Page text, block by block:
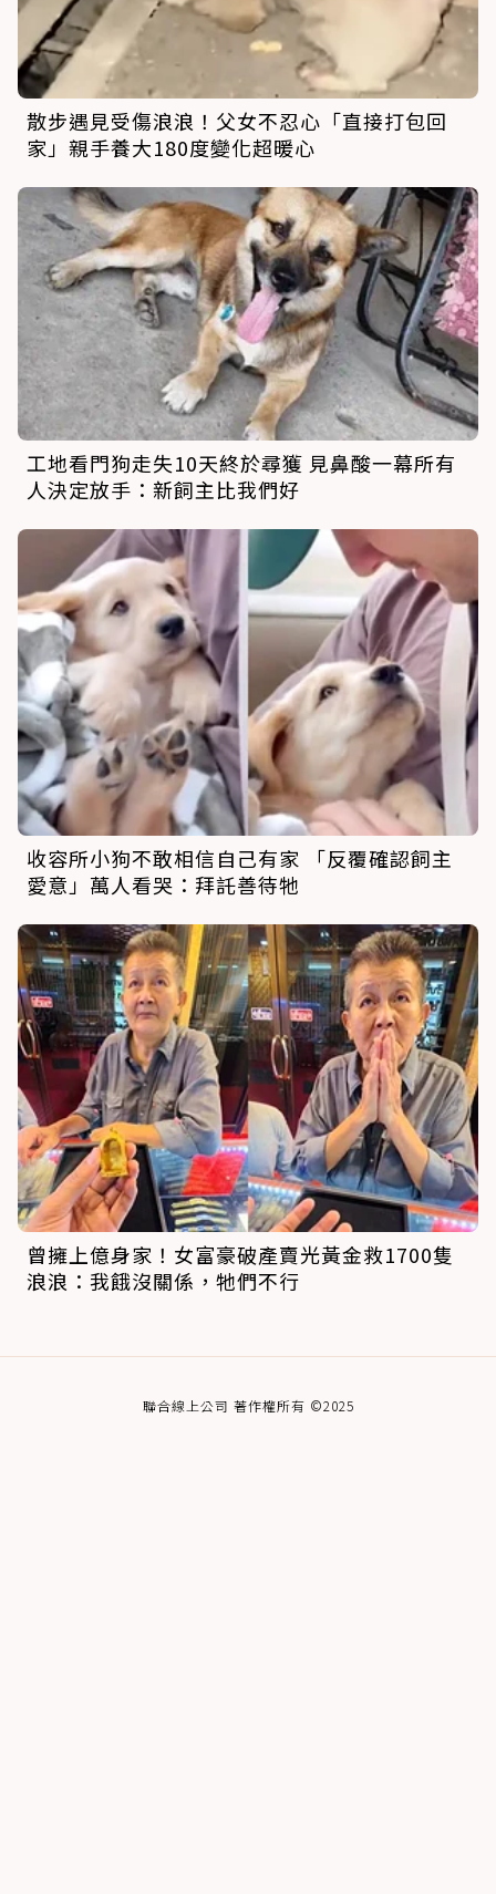
散步遇見受傷浪浪！父女不忍心「直接打包回
家」親手養大180度變化超暖心
工地看門狗走失10天終於尋獲 見鼻酸一幕所有
人決定放手：新飼主比我們好
收容所小狗不敢相信自己有家 「反覆確認飼主
愛意」萬人看哭：拜託善待牠
曾擁上億身家！女富豪破產賣光黃金救1700隻
浪浪：我餓沒關係，牠們不行
聯合線上公司 著作權所有 ©2025